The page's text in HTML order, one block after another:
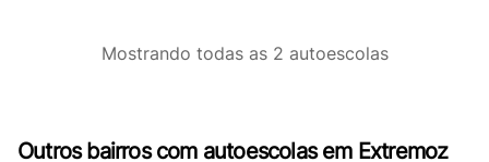
Outros bairros com autoescolas em Extremoz
Mostrando todas as 2 autoescolas